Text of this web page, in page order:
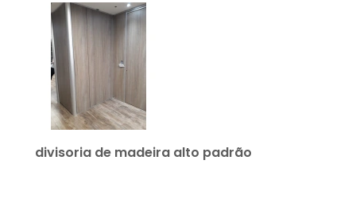
divisoria de madeira alto padrão